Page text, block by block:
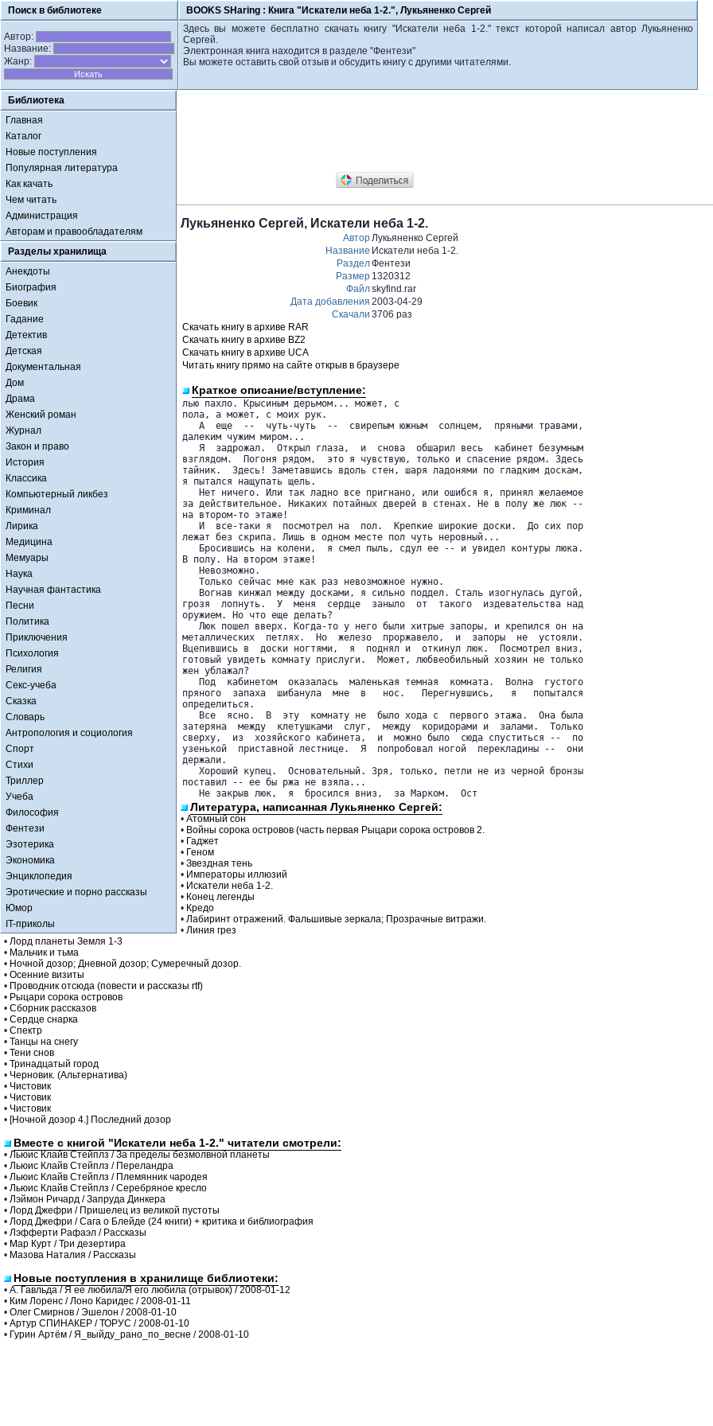
Поиск в библиотеке BOOKS SHaring : Книга "Искатели неба 1-2.", Лукьяненко Сергей
Автор:
Название:
Жанр:
Здесь вы можете бесплатно скачать книгу "Искатели неба 1-2." текст которой написал автор Лукьяненко
Сергей.
Электронная книга находится в разделе "Фентези"
Вы можете оставить свой отзыв и обсудить книгу с другими читателями.
Библиотека
Главная
Каталог
Новые поступления
Популярная литература
Как качать
Чем читать
Администрация
Авторам и правообладателям
Разделы хранилища
Анекдоты
Биография
Боевик
Гадание
Детектив
Детская
Документальная
Дом
Драма
Женский роман
Журнал
Закон и право
История
Классика
Компьютерный ликбез
Криминал
Лирика
Медицина
Мемуары
Наука
Научная фантастика
Песни
Политика
Приключения
Психология
Религия
Секс-учеба
Сказка
Словарь
Антропология и социология
Спорт
Стихи
Триллер
Учеба
Философия
Фентези
Эзотерика
Экономика
Энциклопедия
Эротические и порно рассказы
Юмор
IT-приколы
Лукьяненко Сергей, Искатели неба 1-2.
АвторЛукьяненко Сергей
Название Искатели неба 1-2.
РазделФентези
Размер 1320312
Файлskyfind.rar
Дата добавления 2003-04-29
Скачали 3706 раз
Скачать книгу в архиве RAR
Скачать книгу в архиве BZ2
Скачать книгу в архиве UCA
Читать книгу прямо на сайте открыв в браузере
Краткое описание/вступление:
лью пахло. Крысиным дерьмом... может, с
пола, а может, с моих рук.
   А  еще  --  чуть-чуть  --  свирепым южным  солнцем,  пряными травами,
далеким чужим миром...
   Я  задрожал.  Открыл глаза,  и  снова  обшарил весь  кабинет безумным
взглядом.  Погоня рядом,  это я чувствую, только и спасение рядом. Здесь
тайник.  Здесь! Заметавшись вдоль стен, шаря ладонями по гладким доскам,
я пытался нащупать щель.
   Нет ничего. Или так ладно все пригнано, или ошибся я, принял желаемое
за действительное. Никаких потайных дверей в стенах. Не в полу же люк --
на втором-то этаже!
   И  все-таки я  посмотрел на  пол.  Крепкие широкие доски.  До сих пор
лежат без скрипа. Лишь в одном месте пол чуть неровный...
   Бросившись на колени,  я смел пыль, сдул ее -- и увидел контуры люка.
В полу. На втором этаже!
   Невозможно.
   Только сейчас мне как раз невозможное нужно.
   Вогнав кинжал между досками, я сильно поддел. Сталь изогнулась дугой,
грозя  лопнуть.  У  меня  сердце  заныло  от  такого  издевательства над
оружием. Но что еще делать?
   Люк пошел вверх. Когда-то у него были хитрые запоры, и крепился он на
металлических  петлях.  Но  железо  проржавело,  и  запоры  не  устояли.
Вцепившись в  доски ногтями,  я  поднял и  откинул люк.  Посмотрел вниз,
готовый увидеть комнату прислуги.  Может, любвеобильный хозяин не только
жен ублажал?
   Под  кабинетом  оказалась  маленькая темная  комната.  Волна  густого
пряного  запаха  шибанула  мне  в   нос.   Перегнувшись,   я   попытался
определиться.
   Все  ясно.  В  эту  комнату не  было хода с  первого этажа.  Она была
затеряна  между  клетушками  слуг,  между  коридорами и  залами.  Только
сверху,  из  хозяйского кабинета,  и  можно было  сюда спуститься --  по
узенькой  приставной лестнице.  Я  попробовал ногой  перекладины --  они
держали.
   Хороший купец.  Основательный. Зря, только, петли не из черной бронзы
поставил -- ее бы ржа не взяла...
   Не закрыв люк,  я  бросился вниз,  за Марком.  Ост
Литература, написанная Лукьяненко Сергей:
• Атомный сон
• Войны сорока островов (часть первая Рыцари сорока островов 2.
• Гаджет
• Геном
• Звездная тень
• Императоры иллюзий
• Искатели неба 1-2.
• Конец легенды
• Кредо
• Лабиринт отражений. Фальшивые зеркала; Прозрачные витражи.
• Линия грез
• Лорд планеты Земля 1-3
• Мальчик и тьма
• Ночной дозор; Дневной дозор; Сумеречный дозор.
• Осенние визиты
• Проводник отсюда (повести и рассказы rtf)
• Рыцари сорока островов
• Сборник рассказов
• Сердце снарка
• Спектр
• Танцы на снегу
• Тени снов
• Тринадцатый город
• Черновик. (Альтернатива)
• Чистовик
• Чистовик
• Чистовик
• [Ночной дозор 4.] Последний дозор
Вместе с книгой "Искатели неба 1-2." читатели смотрели:
• Льюис Клайв Стейплз / За пределы безмолвной планеты
• Льюис Клайв Стейплз / Переландра
• Льюис Клайв Стейплз / Племянник чародея
• Льюис Клайв Стейплз / Серебряное кресло
• Лэймон Ричард / Запруда Динкера
• Лорд Джефри / Пришелец из великой пустоты
• Лорд Джефри / Сага о Блейде (24 книги) + критика и библиография
• Лэфферти Рафаэл / Рассказы
• Мар Курт / Три дезертира
• Мазова Наталия / Рассказы
Новые поступления в хранилище библиотеки:
• А. Гавльда / Я ее любила/Я его любила (отрывок) / 2008-01-12
• Ким Лоренс / Лоно Каридес / 2008-01-11
• Олег Смирнов / Эшелон / 2008-01-10
• Артур СПИНАКЕР / ТОРУС / 2008-01-10
• Гурин Артём / Я_выйду_рано_по_весне / 2008-01-10